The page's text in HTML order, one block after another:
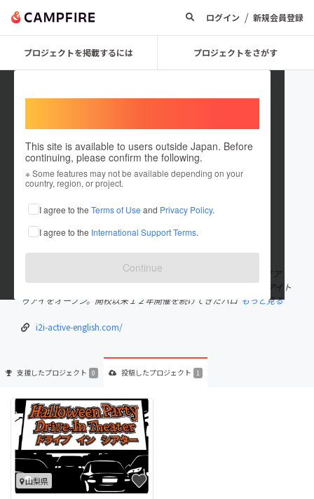
ログイン / 新規会員登録
プロジェクトを掲載するには プロジェクトをさがす
This site is available to users outside Japan. Before
continuing, please confirm the following.
※ Some features may not be available depending on your
country, region, or project.
I agree to the Terms of Use and Privacy Policy.
I agree to the International Support Terms.
Continue
HAPPY HALLOWEEN
これまでに1件のプロジェクトを投稿しています
在住国：日本 現在地：未設定
出身国：日本 出身地：未設定
ハロウィンパーティ・ドライブインシアター実行委員会代表ブライア
ン・シェパード ２００８年４月に南アルプス市に英会話スクールアイト
ゥアイをオープン。開校以来１２年開催を続けてきたハロ もっと見る
i2i-active-english.com/
支援したプロジェクト 0 投稿したプロジェクト 1
山梨県